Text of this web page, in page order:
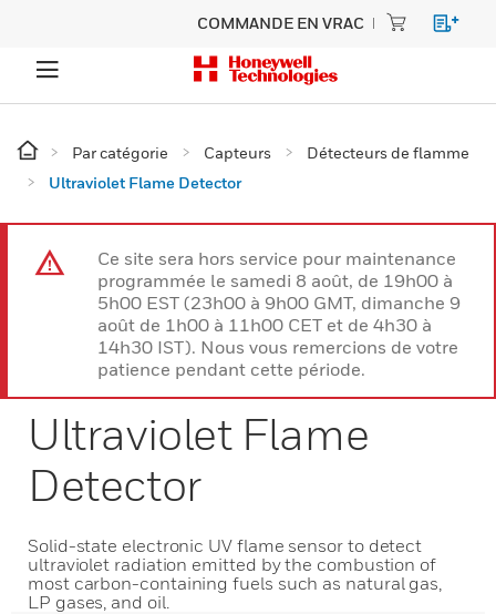
COMMANDE EN VRAC
Par catégorie Capteurs
Détecteurs de flamme
Ultraviolet Flame Detector
Ce site sera hors service pour maintenance
programmée le samedi 8 août, de 19h00 à
5h00 EST (23h00 à 9h00 GMT, dimanche 9
août de 1h00 à 11h00 CET et de 4h30 à
14h30 IST). Nous vous remercions de votre
patience pendant cette période.
Ultraviolet Flame
Detector
Solid-state electronic UV flame sensor to detect
ultraviolet radiation emitted by the combustion of
most carbon-containing fuels such as natural gas,
LP gases, and oil.